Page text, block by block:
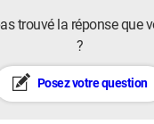
trouvé la réponse que
?
Posez votre question